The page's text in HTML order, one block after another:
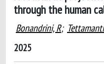
through the human
Bonandrini, R;
2025